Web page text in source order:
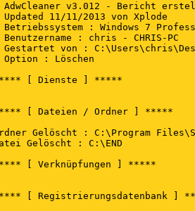
AdwCleaner v3.012 - Bericht
Updated 11/11/2013 von Xplode
Betriebssystem : Windows 7
Benutzername : chris - CHRIS-PC
Gestartet von :
Option : Löschen
[ Dienste ] *****
[ Dateien / Ordner ] *****
Gelöscht : C:\Program
Gelöscht : C:\END
[ Verknüpfungen ] *****
[ Registrierungsdatenbank ]